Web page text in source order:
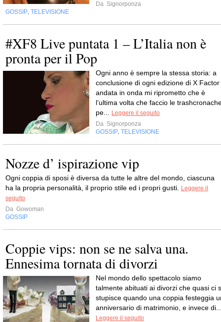
Da Signorponza
GOSSIP TELEVISIONE
#XF8 Live puntata 1 – L’Italia non è
pronta per il Pop
Ogni anno è sempre la stessa storia: a
conclusione di ogni edizione di X Factor
andata in onda mi riprometto che è
l’ultima volta che faccio le
pe...
Leggere il seguito
Da Signorponza
GOSSIP TELEVISIONE
Nozze d’ ispirazione vip
Ogni coppia di sposi è diversa da tutte le altre del mondo, ciascuna
ha la propria personalità, il proprio stile ed i propri gusti.
Leggere il
seguito
Da Gowoman
GOSSIP
Coppie vips: non se ne salva una.
Ennesima tornata di divorzi
Nel mondo dello spettacolo siamo
talmente abituati ai divorzi che quasi ci
stupisce quando una coppia festeggia
anniversario di matrimonio, e invece
Leggere il seguito